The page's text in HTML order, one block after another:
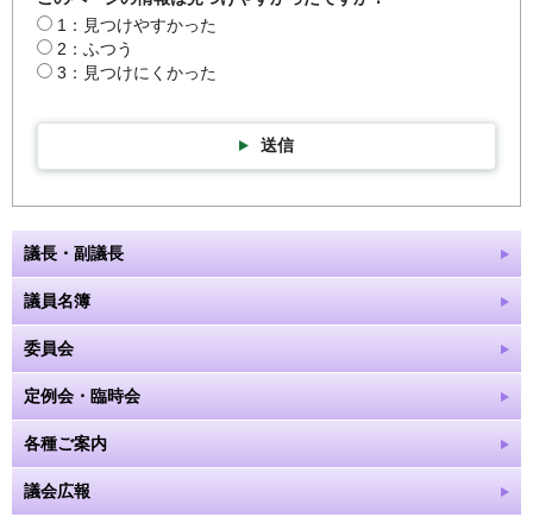
1：見つけやすかった
2：ふつう
3：見つけにくかった
送信
議長・副議長
議員名簿
委員会
定例会・臨時会
各種ご案内
議会広報